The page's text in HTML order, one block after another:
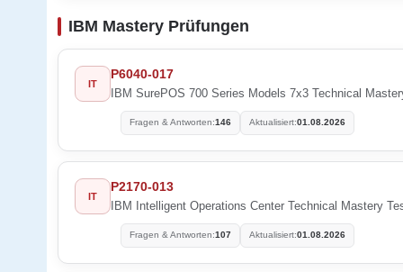
IBM Mastery Prüfungen
IT
P6040-017
IBM SurePOS 700 Series Models 7x3 Technical
Fragen & Antworten:146 Aktualisiert:01.08.2026
IT
P2170-013
IBM Intelligent Operations Center Technical Mastery
Fragen & Antworten:107 Aktualisiert:01.08.2026